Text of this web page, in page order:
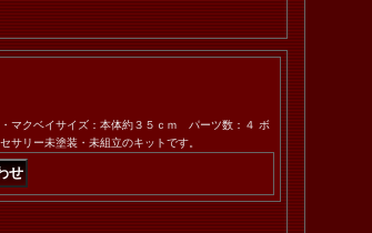
マクベイサイズ：本体約３５ｃｍ パーツ数：４ ボ
サリー未塗装・未組立のキットです。